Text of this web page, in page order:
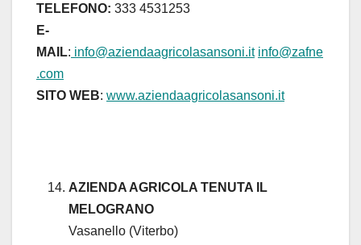
TELEFONO: 333 4531253
E-
MAIL: info@aziendaagricolasansoni.it info@zafne
.com
SITO WEB: www.aziendaagricolasansoni.it
AZIENDA AGRICOLA TENUTA IL
MELOGRANO
Vasanello (Viterbo)